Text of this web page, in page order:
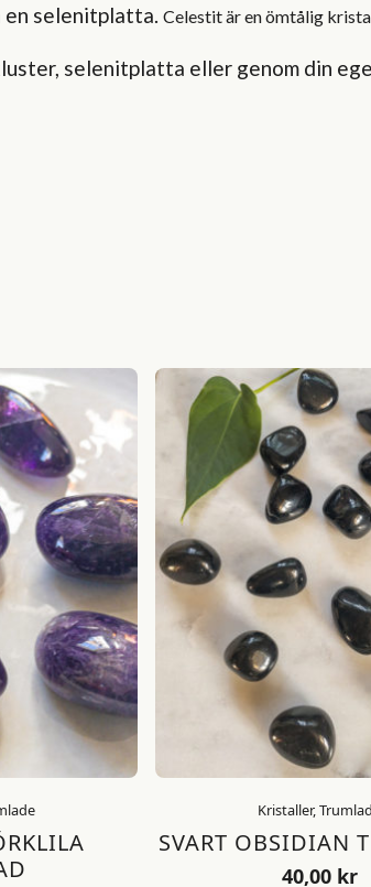
en selenitplatta. Celestit är en ömtålig
selenitplatta eller genom din
Kristaller,
SVART OBSIDIAN
40,00 kr